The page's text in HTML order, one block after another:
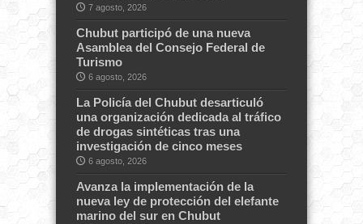
7 agosto, 2026
Chubut participó de una nueva
Asamblea del Consejo Federal de
Turismo
6 agosto, 2026
La Policía del Chubut desarticuló
una organización dedicada al tráfico
de drogas sintéticas tras una
investigación de cinco meses
6 agosto, 2026
Avanza la implementación de la
nueva ley de protección del elefante
marino del sur en Chubut